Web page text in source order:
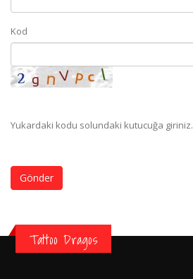
Kod
Yukardaki kodu solundaki kutucuğa giriniz.
Gönder
Tattoo Dragos